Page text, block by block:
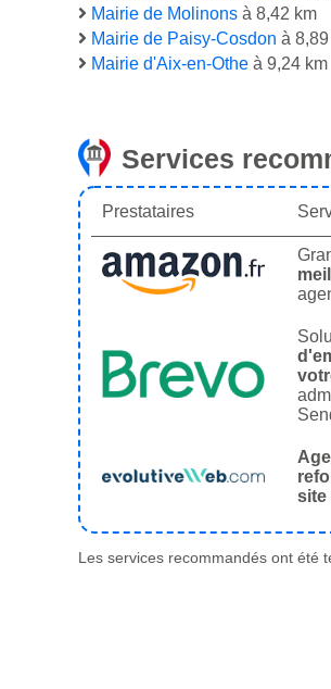
Mairie de Molinons à 8,42 km
Mairie de Paisy-Cosdon à
Mairie d'Aix-en-Othe à 9,24 km
Services
Prestataires
site
Les services recommandés ont été